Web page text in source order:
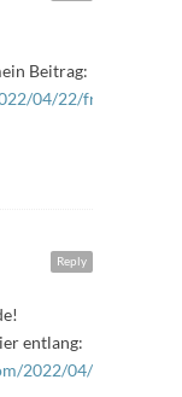
Beitrag:
04/22/
Reply
entlang:
2022/04/22/freitags-